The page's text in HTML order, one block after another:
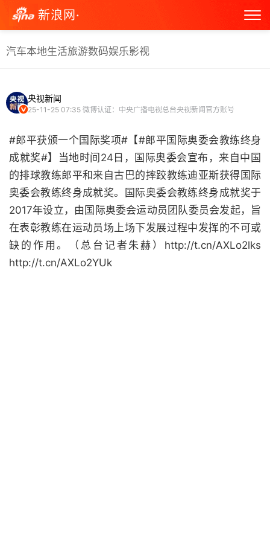
新浪网·
汽车本地生活旅游数码娱乐影视
央视新闻
25-11-25 07:35 微博认证：中央广播电视总台央视新闻官方账号
#郎平获颁一个国际奖项#【#郎平国际奥委会教练终身
成就奖#】当地时间24日，国际奥委会宣布，来自中国
的排球教练郎平和来自古巴的摔跤教练迪亚斯获得国际
奥委会教练终身成就奖。国际奥委会教练终身成就奖于
2017年设立，由国际奥委会运动员团队委员会发起，旨
在表彰教练在运动员场上场下发展过程中发挥的不可或
缺的作用。（总台记者朱赫）http://t.cn/AXLo2lks
http://t.cn/AXLo2YUk